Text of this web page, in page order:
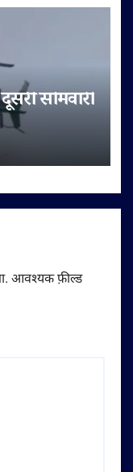
सोमवारी
आवश्यक फ़ील्ड